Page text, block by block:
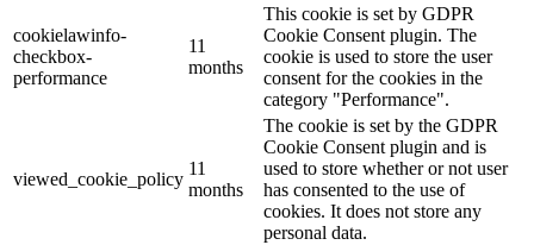
cookielawinfo-
checkbox-
performance
11
months
This cookie is set by GDPR
Cookie Consent plugin. The
cookie is used to store the user
consent for the cookies in the
category "Performance".
viewed_cookie_policy
11
months
The cookie is set by the GDPR
Cookie Consent plugin and is
used to store whether or not user
has consented to the use of
cookies. It does not store any
personal data.